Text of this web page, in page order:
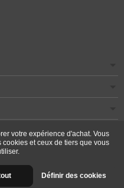
Prestacrea
- Ecommerce
votre expérience d'achat. Vous
et ceux de tiers que vous
Définir des cookies